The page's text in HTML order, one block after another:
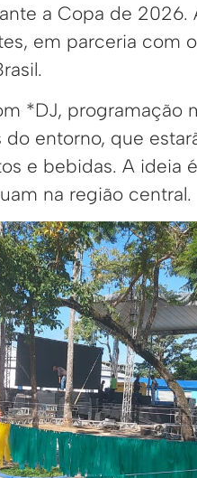
a Copa de
em parceria com
*DJ, programação
entorno, que
e bebidas. A ideia
na região central.